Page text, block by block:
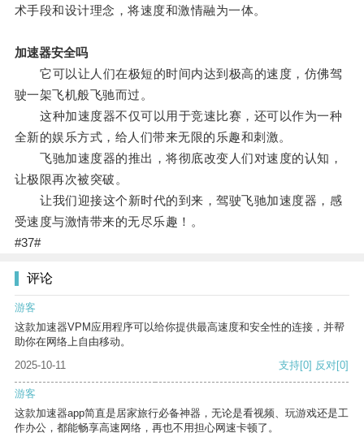
术手段和设计理念，将速度和激情融为一体。
加速器安全吗
它可以让人们在极短的时间内达到极高的速度，仿佛驾
驶一架飞机般飞驰而过。
这种加速度器不仅可以用于竞速比赛，还可以作为一种
全新的娱乐方式，给人们带来无限的乐趣和刺激。
飞驰加速度器的推出，将彻底改变人们对速度的认知，
让极限再次被突破。
让我们迎接这个新时代的到来，驾驶飞驰加速度器，感
受速度与激情带来的无尽乐趣！。
#37#
评论
游客
这款加速器VPM应用程序可以给你提供最高速度和安全性的连接，并帮
助你在网络上自由移动。
2025-10-11
支持[0] 反对[0]
游客
这款加速器app简直是居家旅行必备神器，无论是看视频、玩游戏还是工
作办公，都能畅享高速网络，再也不用担心网速卡顿了。